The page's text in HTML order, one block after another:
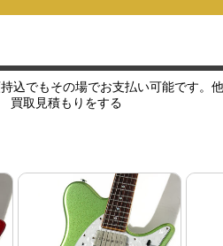
込でもその場でお支払い可能です。
買取見積もりをする